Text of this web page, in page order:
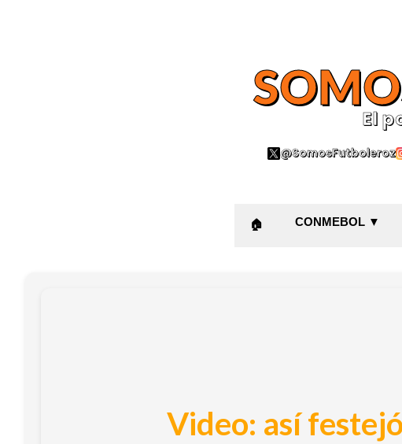
El
@SomosFutboleroz
🏠 CONMEBOL ▼
Video: así